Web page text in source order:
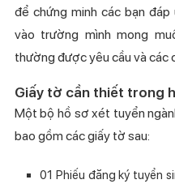
để chứng minh các bạn
vào trường mình mong
thường được yêu cầu và các
Giấy tờ cần thiết trong
Một bộ hồ sơ xét tuyển
bao gồm các giấy tờ sau:
01 Phiếu đăng ký tuyển